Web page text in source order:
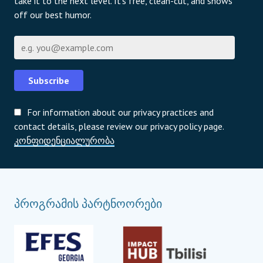
off our best humor.
ელფოსტა
Subscribe
For information about our privacy practices and
contact details, please review our privacy policy page.
კონფიდენციალურობა
პროგრამის პარტნოორები